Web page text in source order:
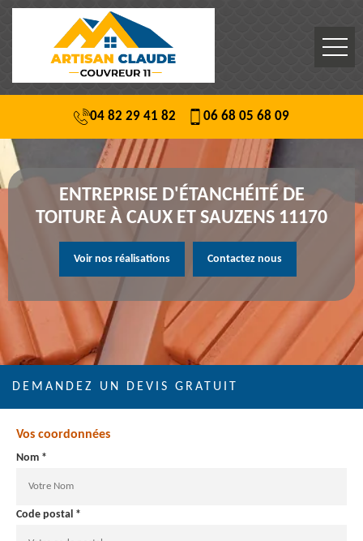
04 82 29 41 82 06 68 05 68 09
ENTREPRISE D'ÉTANCHÉITÉ DE
TOITURE À CAUX ET SAUZENS 11170
Voir nos réalisations Contactez nous
DEMANDEZ UN DEVIS GRATUIT
Vos coordonnées
Nom *
Code postal *